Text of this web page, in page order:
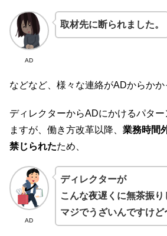
AD
取材先に断られました。
などなど、様々な連絡がADからかか
ディレクターからADにかけるパター
ますが、働き方改革以降、 業務時間
禁じられたため、
AD
ディレクターが
こんな夜遅くに無茶振り
マジでうざいんですけど